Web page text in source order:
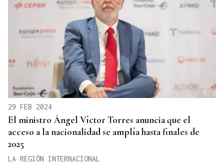
29 FEB 2024
El ministro Ángel Víctor Torres anuncia que el
acceso a la nacionalidad se amplía hasta finales de
2025
LA REGIÓN INTERNACIONAL